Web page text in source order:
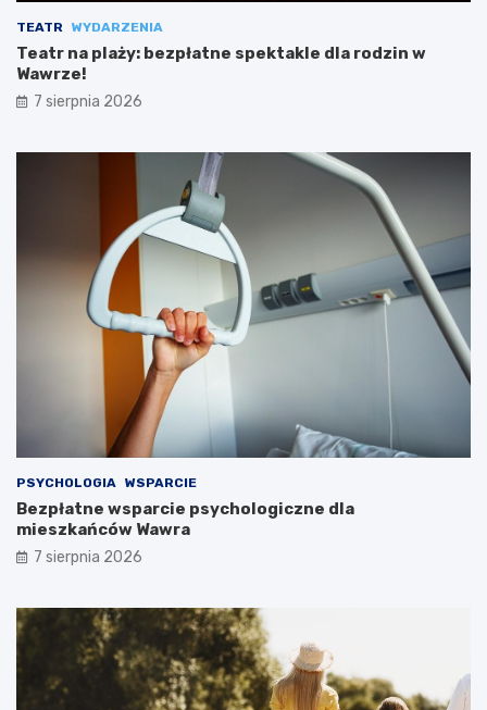
TEATR WYDARZENIA
Teatr na plaży: bezpłatne spektakle dla rodzin w
Wawrze!
7 sierpnia 2026
PSYCHOLOGIA WSPARCIE
Bezpłatne wsparcie psychologiczne dla
mieszkańców Wawra
7 sierpnia 2026